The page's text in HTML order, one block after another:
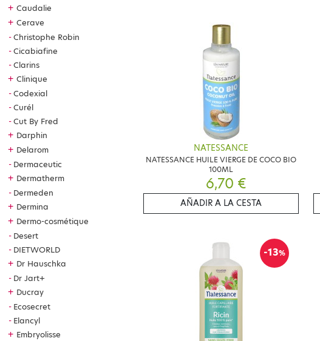
+ Caudalie
+ Cerave
Christophe Robin
Cicabiafine
Clarins
+ Clinique
Codexial
Curél
Cut By Fred
+ Darphin
+ Delarom
Dermaceutic
+ Dermatherm
Dermeden
+ Dermina
+ Dermo-cosmétique
Desert
DIETWORLD
+ Dr Hauschka
Dr Jart+
+ Ducray
Ecosecret
Elancyl
+ Embryolisse
NATESSANCE
NATESSANCE HUILE VIERGE DE COCO BIO
100ML
6,70 €
AÑADIR A LA CESTA
-13%